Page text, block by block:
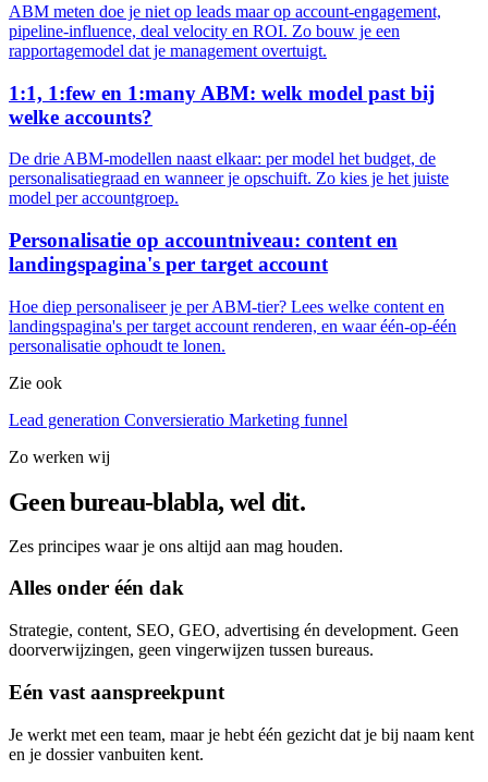
ABM meten doe je niet op leads maar op account-engagement,
pipeline-influence, deal velocity en ROI. Zo bouw je een
rapportagemodel dat je management overtuigt.
1:1, 1:few en 1:many ABM: welk model past bij
welke accounts?
De drie ABM-modellen naast elkaar: per model het budget, de
personalisatiegraad en wanneer je opschuift. Zo kies je het juiste
model per accountgroep.
Personalisatie op accountniveau: content en
landingspagina's per target account
Hoe diep personaliseer je per ABM-tier? Lees welke content en
landingspagina's per target account renderen, en waar één-op-één
personalisatie ophoudt te lonen.
Zie ook
Lead generation Conversieratio Marketing funnel
Zo werken wij
Geen bureau-blabla, wel dit.
Zes principes waar je ons altijd aan mag houden.
Alles onder één dak
Strategie, content, SEO, GEO, advertising én development. Geen
doorverwijzingen, geen vingerwijzen tussen bureaus.
Eén vast aanspreekpunt
Je werkt met een team, maar je hebt één gezicht dat je bij naam kent
en je dossier vanbuiten kent.